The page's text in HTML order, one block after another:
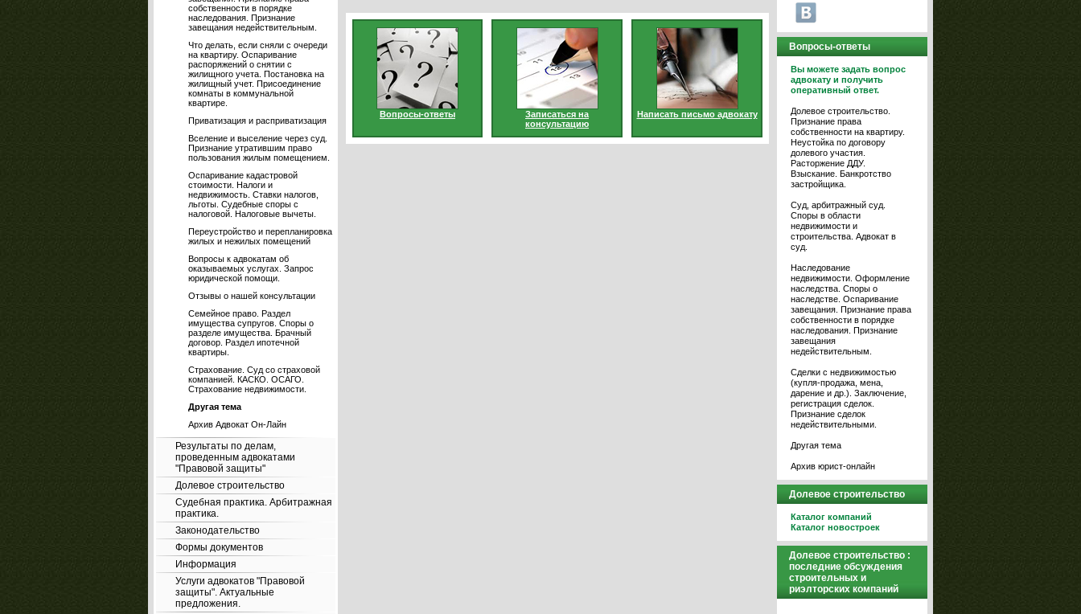
собственности в порядке
наследования. Признание
завещания недействительным.
Что делать, если сняли с очереди
на квартиру. Оспаривание
распоряжений о снятии с
жилищного учета. Постановка на
жилищный учет. Присоединение
комнаты в коммунальной
квартире.
Приватизация и расприватизация
Вселение и выселение через суд.
Признание утратившим право
пользования жилым помещением.
Оспаривание кадастровой
стоимости. Налоги и
недвижимость. Ставки налогов,
льготы. Судебные споры с
налоговой. Налоговые вычеты.
Переустройство и перепланировка
жилых и нежилых помещений
Вопросы к адвокатам об
оказываемых услугах. Запрос
юридической помощи.
Отзывы о нашей консультации
Семейное право. Раздел
имущества супругов. Споры о
разделе имущества. Брачный
договор. Раздел ипотечной
квартиры.
Страхование. Суд со страховой
компанией. КАСКО. ОСАГО.
Страхование недвижимости.
Другая тема
Архив Адвокат Он-Лайн
Результаты по делам,
проведенным адвокатами
"Правовой защиты"
Долевое строительство
Судебная практика. Арбитражная
практика.
Законодательство
Формы документов
Информация
Услуги адвокатов "Правовой
защиты". Актуальные
предложения.
Вопросы-ответы
Записаться на
консультацию
Написать письмо адвокату
Вопросы-ответы
Вы можете задать вопрос
адвокату и получить
оперативный ответ.
Долевое строительство.
Признание права
собственности на квартиру.
Неустойка по договору
долевого участия.
Расторжение ДДУ.
Взыскание. Банкротство
застройщика.
Суд, арбитражный суд.
Споры в области
недвижимости и
строительства. Адвокат в
суд.
Наследование
недвижимости. Оформление
наследства. Споры о
наследстве. Оспаривание
завещания. Признание права
собственности в порядке
наследования. Признание
завещания
недействительным.
Сделки с недвижимостью
(купля-продажа, мена,
дарение и др.). Заключение,
регистрация сделок.
Признание сделок
недействительными.
Другая тема
Архив юрист-онлайн
Долевое строительство
Каталог компаний
Каталог новостроек
Долевое строительство :
последние обсуждения
строительных и
риэлторских компаний